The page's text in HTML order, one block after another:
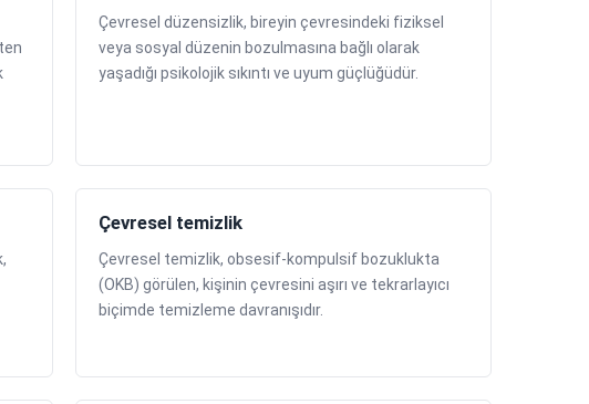
Çevresel düzensizlik, bireyin çevresindeki fiziksel
veya sosyal düzenin bozulmasına bağlı olarak
yaşadığı psikolojik sıkıntı ve uyum güçlüğüdür.
Çevresel temizlik
Çevresel temizlik, obsesif-kompulsif bozuklukta
(OKB) görülen, kişinin çevresini aşırı ve tekrarlayıcı
biçimde temizleme davranışıdır.